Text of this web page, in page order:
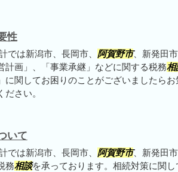
性
では新潟市、長岡市、 阿賀野市、新発田
計画」、「事業承継」などに関する税務相
に関してお困りのことがございましたら
さい。
いて
では新潟市、長岡市、 阿賀野市、新発田
務相談を承っております。相続対策に関し